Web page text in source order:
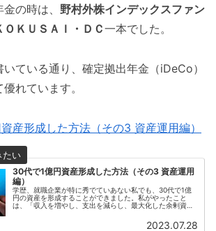
の時は、 野村外株インデックスファン
ＯＫＵＳＡＩ・ＤＣ一本でした。
ている通り、確定拠出年金（iDeCo）
れています。
産形成した方法（その3 資産運用編）
30代で1億円資産形成した方法（その3 資産運用
編）
学歴、就職企業が特に秀でていあない私でも、30代で1億
円の資産を形成することができました。私がやったこと
は、「収入を増やし、支出を減らし、最大化した余剰資金
2023.07.28